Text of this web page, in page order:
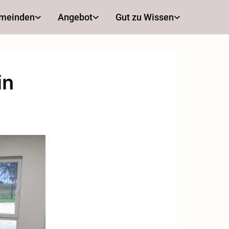
Angebot Gut zu Wissen